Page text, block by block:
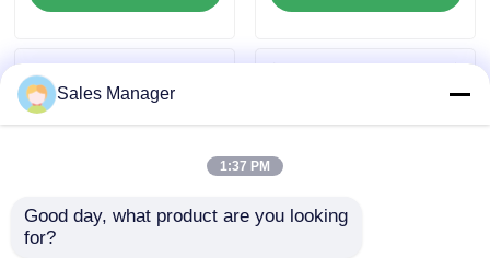
DP 소켓 커넥터
RJ45 암 커넥터 소켓
Sales Manager
1:37 PM
Good day, what product are you looking
for?